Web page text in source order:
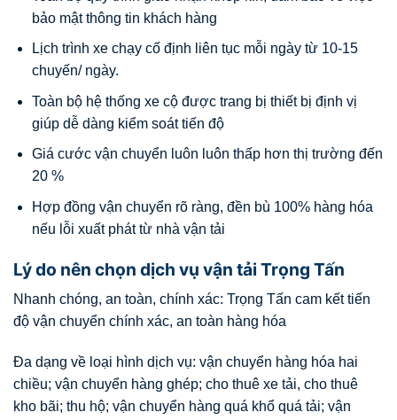
bảo mật thông tin khách hàng
Lịch trình xe chạy cố định liên tục mỗi ngày từ 10-15
chuyến/ ngày.
Toàn bộ hệ thống xe cộ được trang bị thiết bị định vị
giúp dễ dàng kiểm soát tiến độ
Giá cước vận chuyển luôn luôn thấp hơn thị trường đến
20 %
Hợp đồng vận chuyển rõ ràng, đền bù 100% hàng hóa
nếu lỗi xuất phát từ nhà vận tải
Lý do nên chọn dịch vụ vận tải Trọng Tấn
Nhanh chóng, an toàn, chính xác: Trọng Tấn cam kết tiến
độ vận chuyển chính xác, an toàn hàng hóa
Đa dạng về loại hình dịch vụ: vận chuyển hàng hóa hai
chiều; vận chuyển hàng ghép; cho thuê xe tải, cho thuê
kho bãi; thu hộ; vận chuyển hàng quá khổ quá tải; vận